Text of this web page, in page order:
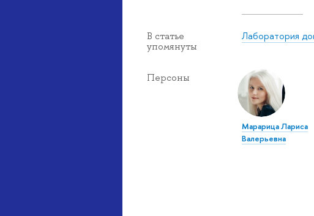
В статье
упомянуты
Лаборатория
Персоны
Марарица Лариса
Валерьевна